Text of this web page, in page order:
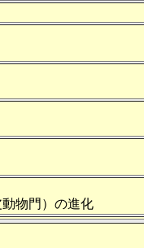
物門）の進化